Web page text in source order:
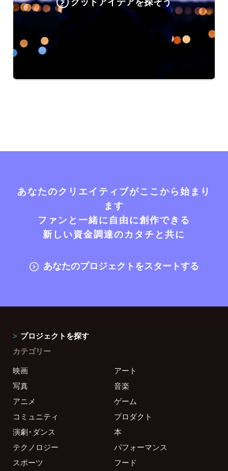
あなたのクリエイティブがここから始まり
ます
ファンと一緒に自由に創作できる
新しい資金調達のカタチと共に
あなたのプロジェクトをスタートする
プロジェクトを探す
カテゴリー
映画
アート
写真
音楽
アニメ
ゲーム
コミュニティ
プロダクト
演劇・ダンス
本
テクノロジー
パフォーマンス
スポーツ
フード